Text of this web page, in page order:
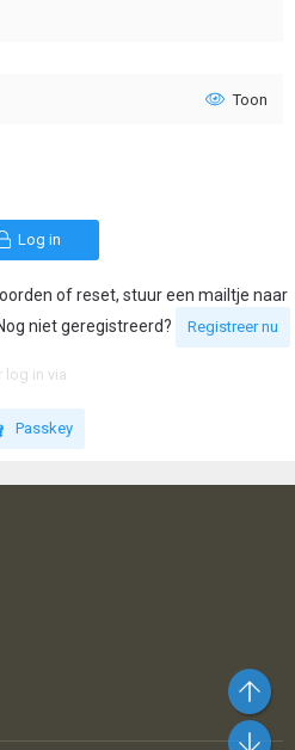
Toon
Log in
of reset, stuur een mailtje naar
niet geregistreerd?
Registreer nu
log in via
Passkey